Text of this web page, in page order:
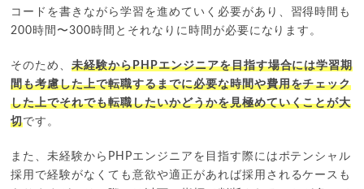
コードを書きながら学習を進めていく必要があり、習得時間も
200時間〜300時間とそれなりに時間が必要になります。
そのため、未経験からPHPエンジニアを目指す場合には学習期
間も考慮した上で転職するまでに必要な時間や費用をチェック
した上でそれでも転職したいかどうかを見極めていくことが大
切です。
また、未経験からPHPエンジニアを目指す際にはポテンシャル
採用で経験がなくても意欲や適正があれば採用されるケースも